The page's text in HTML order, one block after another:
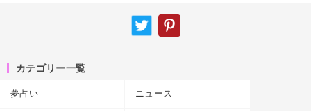
カテゴリー一覧
夢占い ニュース